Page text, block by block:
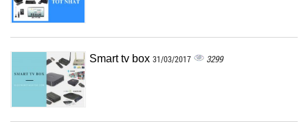
Smart tv box 31/03/2017 3299